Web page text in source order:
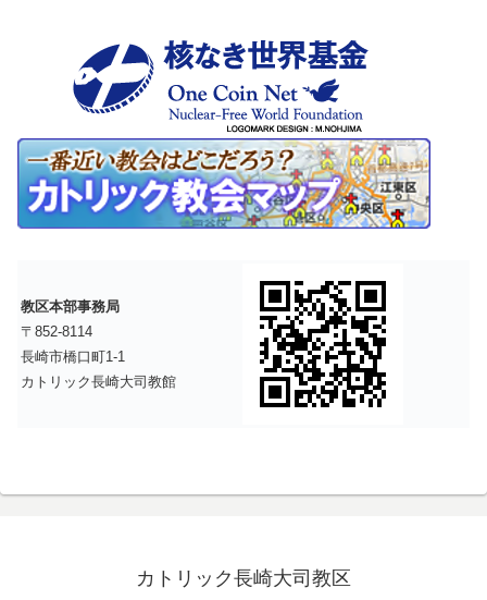
教区本部事務局
〒852-8114
長崎市橋口町1-1
カトリック長崎大司教館
カトリック長崎大司教区